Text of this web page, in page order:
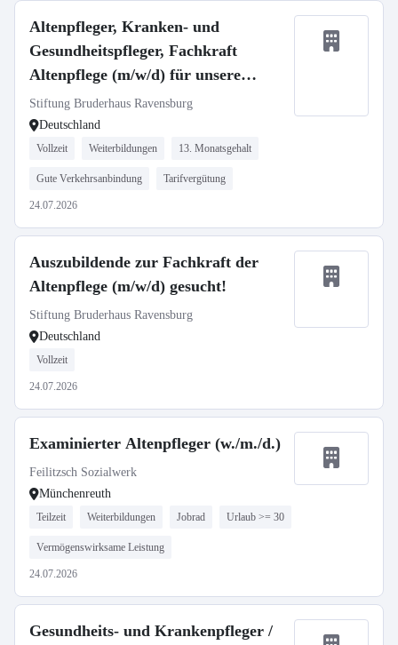
Altenpfleger, Kranken- und
Gesundheitspfleger, Fachkraft
Altenpflege (m/w/d) für unsere
Häuser in Ravensburg und
Oberhofen gesucht!
Stiftung Bruderhaus Ravensburg
Deutschland
Vollzeit Weiterbildungen 13. Monatsgehalt
Gute Verkehrsanbindung Tarifvergütung
24.07.2026
Auszubildende zur Fachkraft der
Altenpflege (m/w/d) gesucht!
Stiftung Bruderhaus Ravensburg
Deutschland
Vollzeit
24.07.2026
Examinierter Altenpfleger (w./m./d.)
Feilitzsch Sozialwerk
Münchenreuth
Teilzeit Weiterbildungen Jobrad Urlaub >= 30
Vermögenswirksame Leistung
24.07.2026
Gesundheits- und Krankenpfleger /